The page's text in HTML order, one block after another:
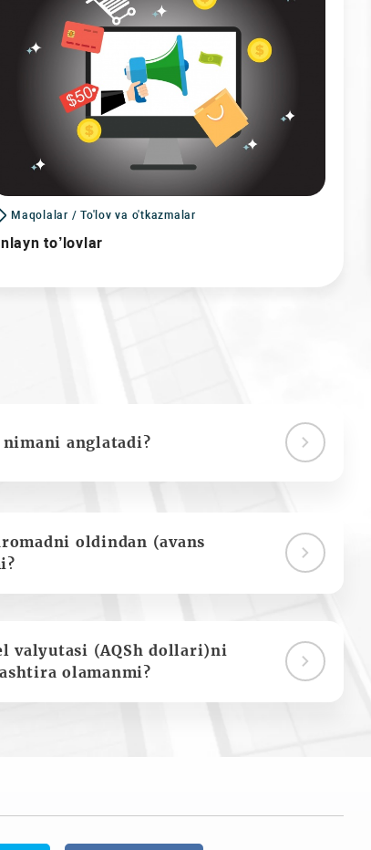
Maqolalar / To'lov va o'tkazmalar
to’lovlar
anglatadi?
oldindan (avans
valyutasi (AQSh dollari)ni
olamanmi?